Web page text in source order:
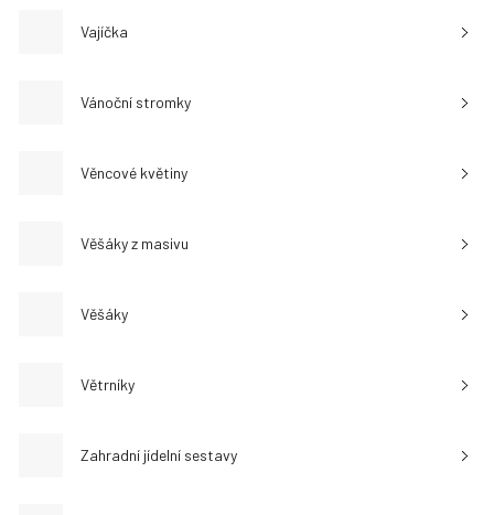
Vajíčka
Vánoční stromky
Věncové květiny
Věšáky z masivu
Věšáky
Větrníky
Zahradní jídelní sestavy